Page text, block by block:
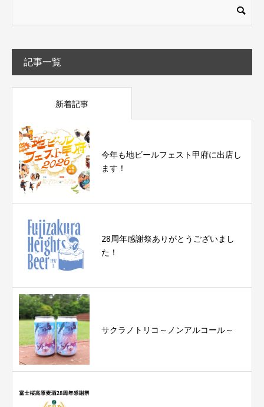
記事一覧
新着記事
今年も地ビールフェスト甲府に出店し
ます！
28周年感謝祭ありがとうございまし
た！
サクラノトリコ～ノンアルコール～